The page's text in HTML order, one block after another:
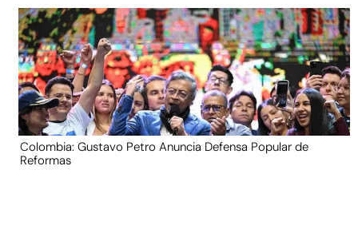
Colombia: Gustavo Petro Anuncia Defensa Popular de
Reformas